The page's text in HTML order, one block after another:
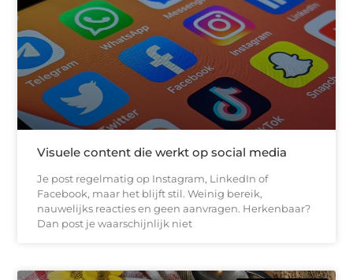
Visuele content die werkt op social media
Je post regelmatig op Instagram, LinkedIn of
Facebook, maar het blijft stil. Weinig bereik,
nauwelijks reacties en geen aanvragen. Herkenbaar?
Dan post je waarschijnlijk niet